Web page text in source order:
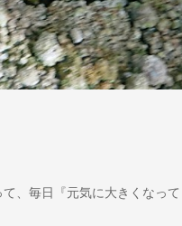
、毎日『元気に大きくなって